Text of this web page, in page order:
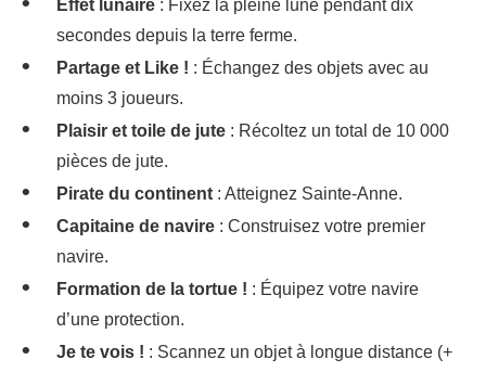
Effet lunaire : Fixez la pleine lune pendant dix
secondes depuis la terre ferme.
Partage et Like ! : Échangez des objets avec au
moins 3 joueurs.
Plaisir et toile de jute : Récoltez un total de 10 000
pièces de jute.
Pirate du continent : Atteignez Sainte-Anne.
Capitaine de navire : Construisez votre premier
navire.
Formation de la tortue ! : Équipez votre navire
d’une protection.
Je te vois ! : Scannez un objet à longue distance (+